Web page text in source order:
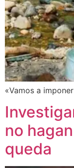
«Vamos a
no
queda